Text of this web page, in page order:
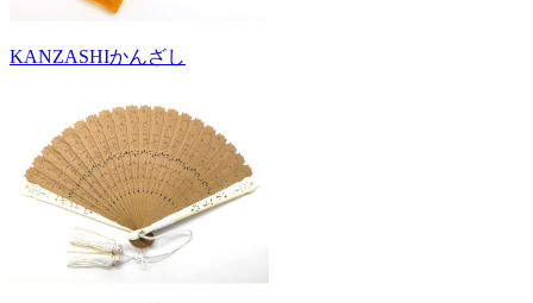
KANZASHIかんざし